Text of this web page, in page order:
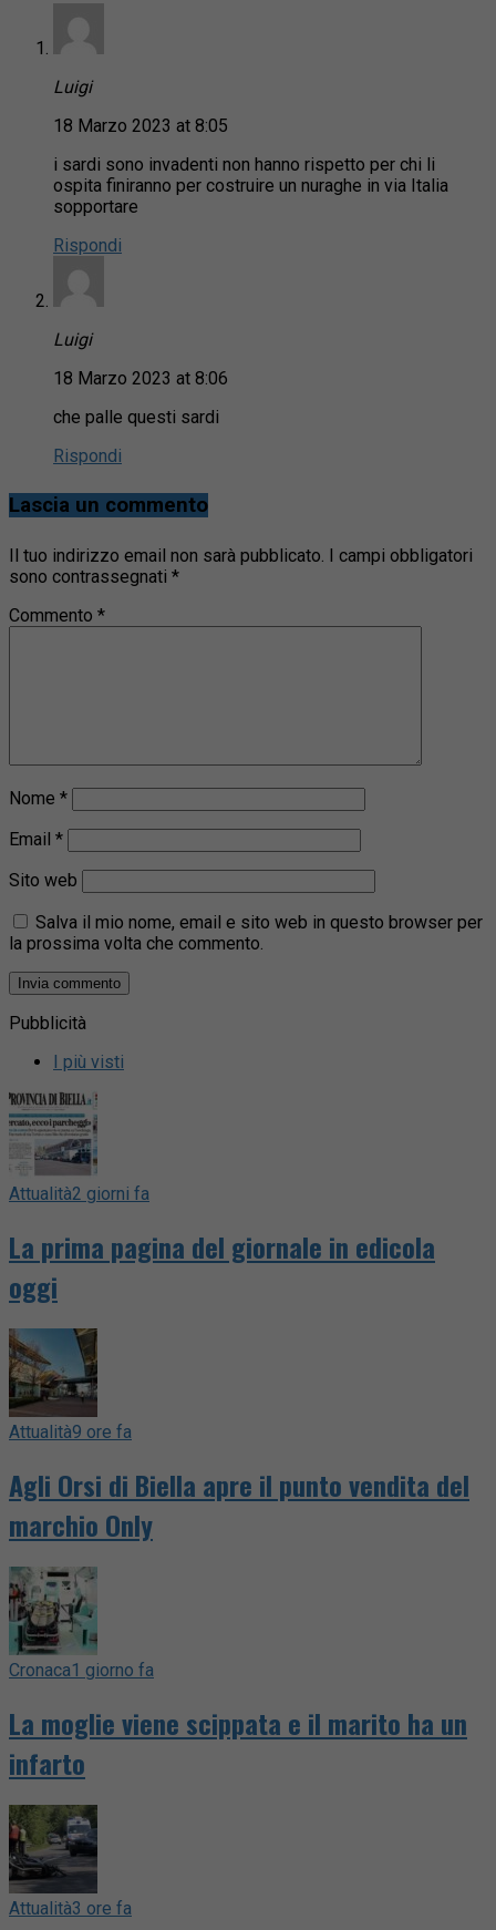
Luigi
18 Marzo 2023 at 8:05
i sardi sono invadenti non hanno rispetto per chi li
ospita finiranno per costruire un nuraghe in via Italia
sopportare
Rispondi
Luigi
18 Marzo 2023 at 8:06
che palle questi sardi
Rispondi
Lascia un commento
Il tuo indirizzo email non sarà pubblicato.
I campi obbligatori
sono contrassegnati *
Commento *
Nome *
Email *
Sito web
Salva il mio nome, email e sito web in questo browser per
la prossima volta che commento.
Pubblicità
I più visti
Attualità2 giorni fa
La prima pagina del giornale in edicola
oggi
Attualità9 ore fa
Agli Orsi di Biella apre il punto vendita del
marchio Only
Cronaca1 giorno fa
La moglie viene scippata e il marito ha un
infarto
Attualità3 ore fa